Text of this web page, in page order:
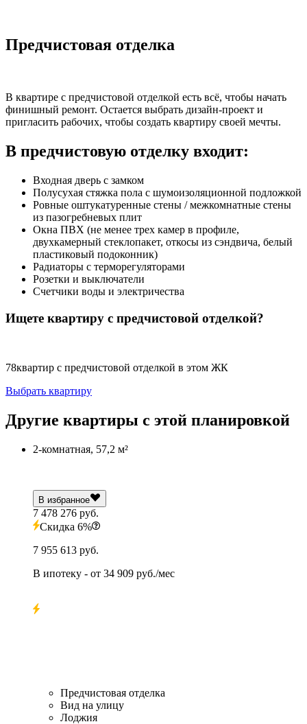
Предчистовая отделка
В квартире с предчистовой отделкой есть всё, чтобы начать
финишный ремонт. Остается выбрать дизайн-проект и
пригласить рабочих, чтобы создать квартиру своей мечты.
В предчистовую отделку входит:
Входная дверь с замком
Полусухая стяжка пола с шумоизоляционной подложкой
Ровные оштукатуренные стены / межкомнатные стены
из пазогребневых плит
Окна ПВХ (не менее трех камер в профиле,
двухкамерный стеклопакет, откосы из сэндвича, белый
пластиковый подоконник)
Радиаторы с терморегуляторами
Розетки и выключатели
Счетчики воды и электричества
Ищете квартиру с предчистовой отделкой?
78квартир с предчистовой отделкой в этом ЖК
Выбрать квартиру
Другие квартиры с этой планировкой
2-комнатная, 57,2 м²
В избранное
7 478 276 руб.
Скидка 6%
7 955 613 руб.
В ипотеку - от 34 909 руб./мес
Предчистовая отделка
Вид на улицу
Лоджия